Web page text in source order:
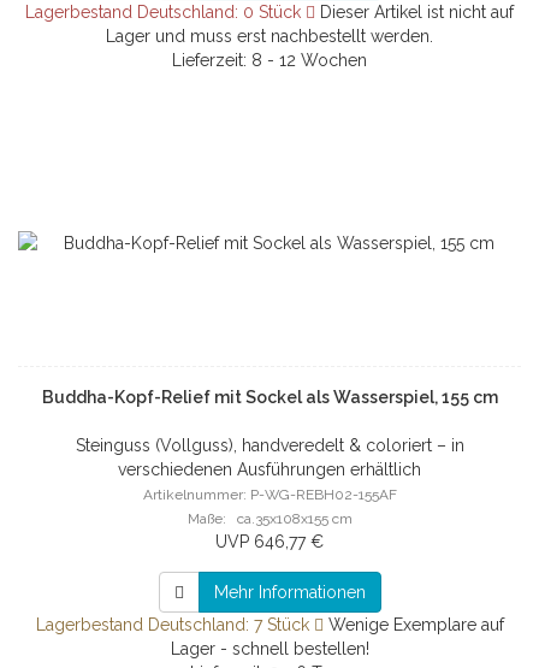
Lagerbestand Deutschland: 0 Stück
Dieser Artikel ist nicht auf
Lager und muss erst nachbestellt werden.
Lieferzeit: 8 - 12 Wochen
Buddha-Kopf-Relief mit Sockel als Wasserspiel, 155 cm
Steinguss (Vollguss), handveredelt & coloriert – in
verschiedenen Ausführungen erhältlich
Artikelnummer: P-WG-REBH02-155AF
Maße: ca.35x108x155 cm
UVP 646,77 €
Mehr Informationen
Lagerbestand Deutschland: 7 Stück
Wenige Exemplare auf
Lager - schnell bestellen!